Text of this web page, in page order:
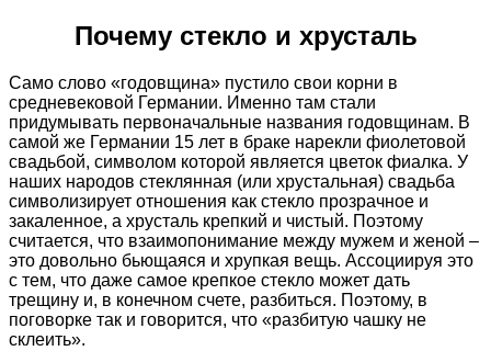
Почему стекло и хрусталь
Само слово «годовщина» пустило свои корни в
средневековой Германии. Именно там стали
придумывать первоначальные названия годовщинам. В
самой же Германии 15 лет в браке нарекли фиолетовой
свадьбой, символом которой является цветок фиалка. У
наших народов стеклянная (или хрустальная) свадьба
символизирует отношения как стекло прозрачное и
закаленное, а хрусталь крепкий и чистый. Поэтому
считается, что взаимопонимание между мужем и женой –
это довольно бьющаяся и хрупкая вещь. Ассоциируя это
с тем, что даже самое крепкое стекло может дать
трещину и, в конечном счете, разбиться. Поэтому, в
поговорке так и говорится, что «разбитую чашку не
склеить».